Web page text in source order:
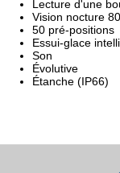
Lecture d'une
Vision nocture
50 pré-positions
Essui-glace
Son
Évolutive
Étanche (IP66)